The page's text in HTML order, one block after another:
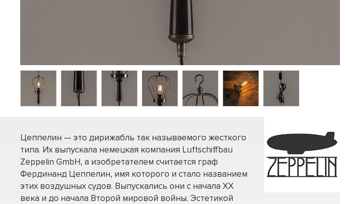
Цеппелин — это дирижабль так называемого жесткого
типа. Их выпускала немецкая компания Luftschiffbau
Zeppelin GmbH, а изобретателем считается граф
Фердинанд Цеппелин, имя которого и стало названием
этих воздушных судов. Выпускались они с начала ХХ
века и до начала Второй мировой войны. Эстетикой